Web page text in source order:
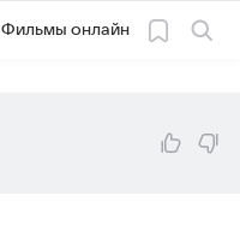
Фильмы онлайн